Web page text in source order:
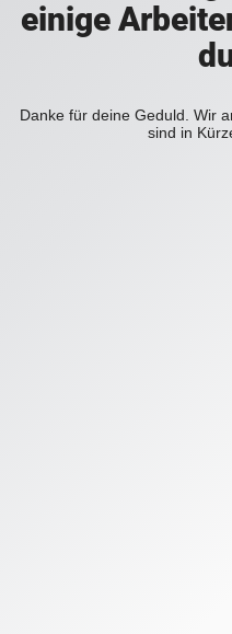
einige
Danke für deine Geduld. Wir
sind in